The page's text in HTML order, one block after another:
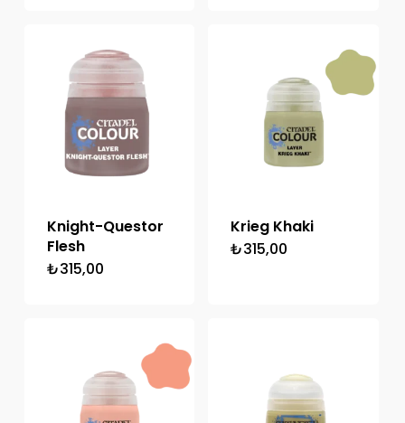
Knight-Questor
Flesh
₺315,00
Krieg Khaki
₺315,00